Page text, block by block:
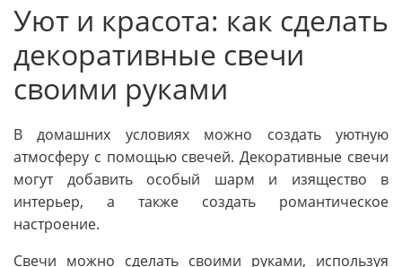
Уют и красота: как сделать
декоративные свечи
своими руками
В домашних условиях можно создать уютную
атмосферу с помощью свечей. Декоративные свечи
могут добавить особый шарм и изящество в
интерьер, а также создать романтическое
настроение.
Свечи можно сделать своими руками, используя